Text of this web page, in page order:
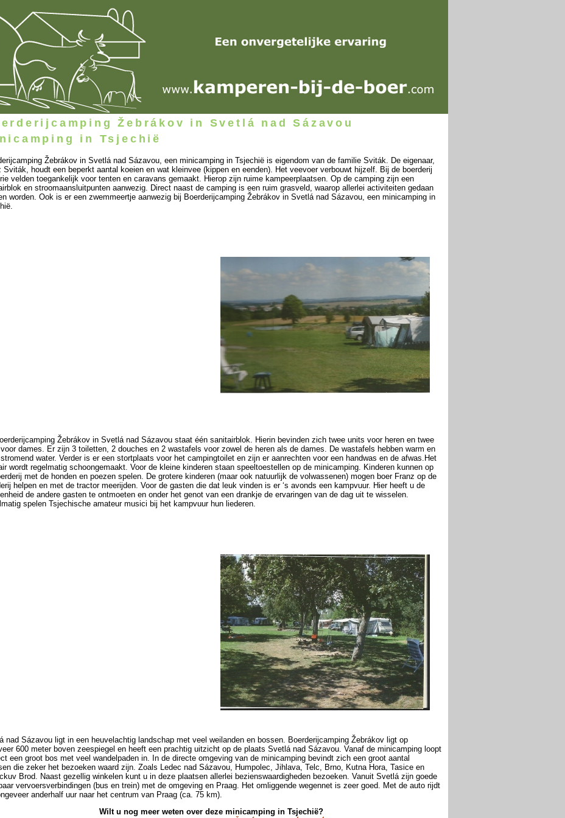
Žebrákov in Svetlá nad Sázavou
in Tsjechië
Žebrákov in Svetlá nad Sázavou, een minicamping in Tsjechië is eigendom van de familie Sviták. De eigenaar,
Sviták, houdt een beperkt aantal koeien en wat kleinvee (kippen en eenden). Het veevoer verbouwt hijzelf. Bij de boerderij
velden toegankelijk voor tenten en caravans gemaakt. Hierop zijn ruime kampeerplaatsen. Op de camping zijn een
en stroomaansluitpunten aanwezig. Direct naast de camping is een ruim grasveld, waarop allerlei activiteiten gedaan
worden. Ook is er een zwemmeertje aanwezig bij Boerderijcamping Žebrákov in Svetlá nad Sázavou, een minicamping in
Žebrákov in Svetlá nad Sázavou staat één sanitairblok. Hierin bevinden zich twee units voor heren en twee
dames. Er zijn 3 toiletten, 2 douches en 2 wastafels voor zowel de heren als de dames. De wastafels hebben warm en
water. Verder is er een stortplaats voor het campingtoilet en zijn er aanrechten voor een handwas en de afwas.Het
wordt regelmatig schoongemaakt. Voor de kleine kinderen staan speeltoestellen op de minicamping. Kinderen kunnen op
met de honden en poezen spelen. De grotere kinderen (maar ook natuurlijk de volwassenen) mogen boer Franz op de
helpen en met de tractor meerijden. Voor de gasten die dat leuk vinden is er ‘s avonds een kampvuur. Hier heeft u de
de andere gasten te ontmoeten en onder het genot van een drankje de ervaringen van de dag uit te wisselen.
spelen Tsjechische amateur musici bij het kampvuur hun liederen.
nad Sázavou ligt in een heuvelachtig landschap met veel weilanden en bossen. Boerderijcamping Žebrákov ligt op
600 meter boven zeespiegel en heeft een prachtig uitzicht op de plaats Svetlá nad Sázavou. Vanaf de minicamping loopt
een groot bos met veel wandelpaden in. In de directe omgeving van de minicamping bevindt zich een groot aantal
die zeker het bezoeken waard zijn. Zoals Ledec nad Sázavou, Humpolec, Jihlava, Telc, Brno, Kutna Hora, Tasice en
Brod. Naast gezellig winkelen kunt u in deze plaatsen allerlei bezienswaardigheden bezoeken. Vanuit Svetlá zijn goede
vervoersverbindingen (bus en trein) met de omgeving en Praag. Het omliggende wegennet is zeer goed. Met de auto rijdt
anderhalf uur naar het centrum van Praag (ca. 75 km).
Wilt u nog meer weten over deze minicamping in Tsjechië?